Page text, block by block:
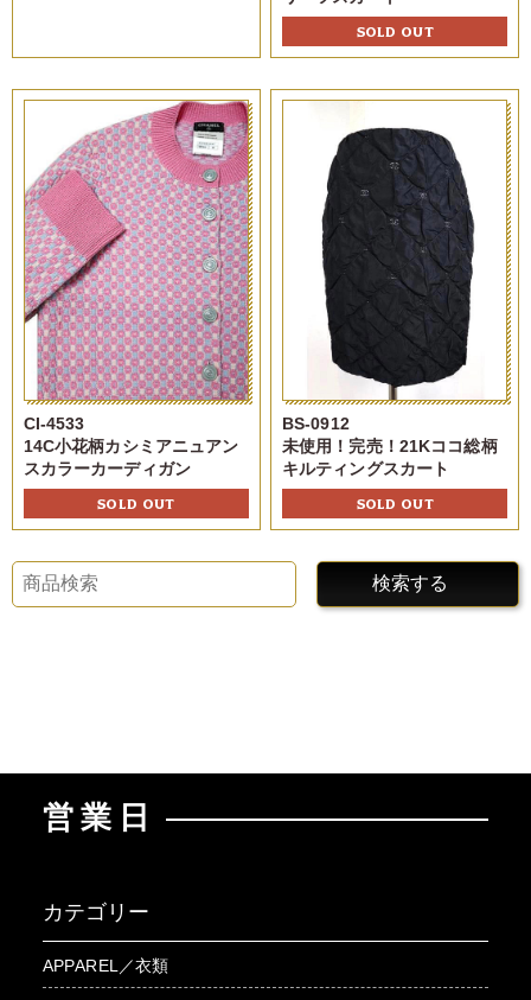
SOLD OUT
CI-4533
14C小花柄カシミアニュアン
スカラーカーディガン
SOLD OUT
BS-0912
未使用！完売！21Kココ総柄
キルティングスカート
SOLD OUT
検索する
営業日
カテゴリー
APPAREL／衣類